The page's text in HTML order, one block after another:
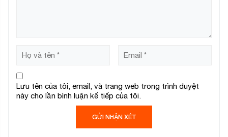
Lưu tên của tôi, email, và trang web trong trình duyệt
này cho lần bình luận kế tiếp của tôi.